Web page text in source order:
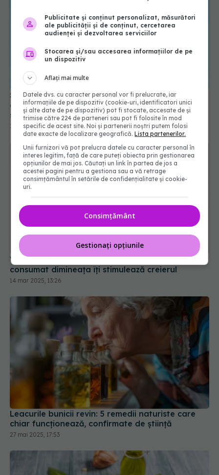
Sucul răcoritor care accelerează arderea
grăsimilor. Reduce glicemia, curăță intestinul și
sprijină metabolismul
19 iun 2025, 16:43
Vrei o minte mai ascuțită? Acest aliment
consumat dimineața îți stimulează creierul
14 mar 2025, 13:26
Leacurile bunicii revin: 5 remedii naturiste care
chiar funcționează, confirmate de știință
27 mai 2025, 17:53
Publicitate și conținut personalizat, măsurători
ale publicității și de conținut, cercetarea
audienței și dezvoltarea serviciilor
Stocarea și/sau accesarea informațiilor de pe
un dispozitiv
Aflați mai multe
Datele dvs. cu caracter personal vor fi prelucrate, iar
informațiile de pe dispozitiv (cookie-uri, identificatori unici
și alte date de pe dispozitiv) pot fi stocate, accesate de și
trimise către 224 de parteneri sau pot fi folosite în mod
specific de acest site. Noi și partenerii noștri putem folosi
date exacte de localizare geografică.Lista partenerilor.
Unii furnizori vă pot prelucra datele cu caracter personal în
interes legitim, față de care puteți obiecta prin gestionarea
opțiunilor de mai jos. Căutați un link în partea de jos a
acestei pagini pentru a gestiona sau a vă retrage
consimțământul în setările de confidențialitate și cookie-
uri.
Consimțământ
Gestionați opțiunile